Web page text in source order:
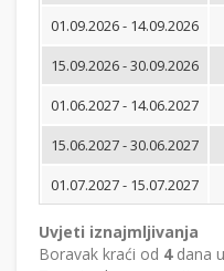
01.09.2026 - 14.09.2026
15.09.2026 - 30.09.2026
01.06.2027 - 14.06.2027
15.06.2027 - 30.06.2027
01.07.2027 - 15.07.2027
Uvjeti iznajmljivanja
Boravak kraći od 4dana